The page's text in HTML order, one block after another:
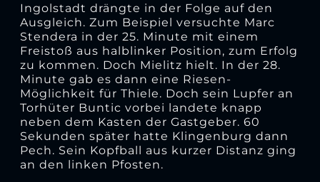
Ingolstadt drängte in der Folge auf den
Ausgleich. Zum Beispiel versuchte Marc
Stendera in der 25. Minute mit einem
Freistoß aus halblinker Position, zum Erfolg
zu kommen. Doch Mielitz hielt. In der 28.
Minute gab es dann eine Riesen-
Möglichkeit für Thiele. Doch sein Lupfer an
Torhüter Buntic vorbei landete knapp
neben dem Kasten der Gastgeber. 60
Sekunden später hatte Klingenburg dann
Pech. Sein Kopfball aus kurzer Distanz ging
an den linken Pfosten.